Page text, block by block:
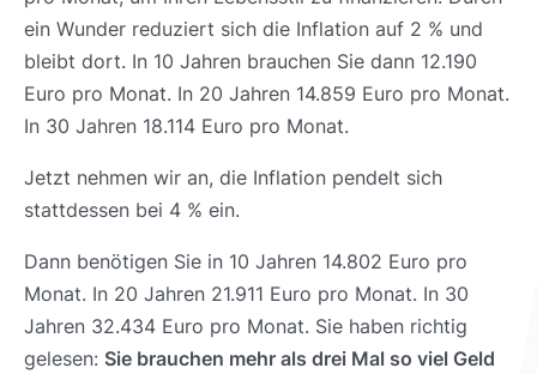
ein Wunder reduziert sich die Inflation auf 2 % und
bleibt dort. In 10 Jahren brauchen Sie dann 12.190
Euro pro Monat. In 20 Jahren 14.859 Euro pro Monat.
In 30 Jahren 18.114 Euro pro Monat.
Jetzt nehmen wir an, die Inflation pendelt sich
stattdessen bei 4 % ein.
Dann benötigen Sie in 10 Jahren 14.802 Euro pro
Monat. In 20 Jahren 21.911 Euro pro Monat. In 30
Jahren 32.434 Euro pro Monat. Sie haben richtig
gelesen: Sie brauchen mehr als drei Mal so viel Geld